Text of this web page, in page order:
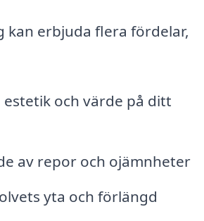
kan erbjuda flera fördelar,
och värde på ditt
av repor och ojämnheter
yta och förlängd